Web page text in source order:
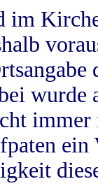
im
wurde